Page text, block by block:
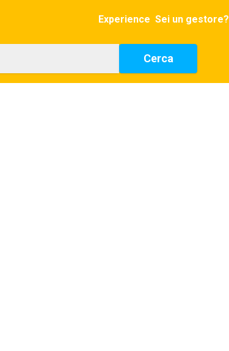
Experience Sei un gestore?
Cerca